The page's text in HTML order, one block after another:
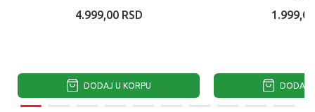
4.999,00 RSD
DODAJ U KORPU
1.999,00
DODAJ